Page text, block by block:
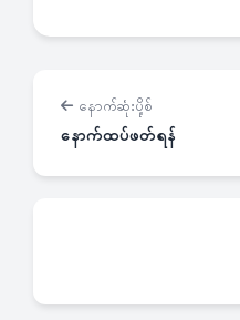
နောက်ဆုံးပို့စ်
နောက်ထပ်ဖတ်ရန်